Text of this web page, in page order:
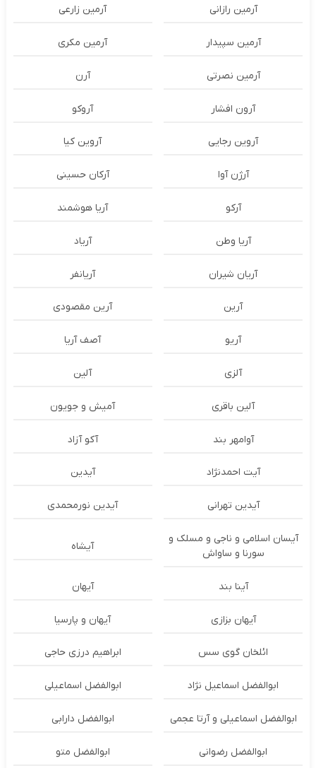
آرمین رازانی آرمین زارعی
آرمین سپیدار آرمین مکری
آرمین نصرتی آرن
آرون افشار آروکو
آروین رجایی آروین کیا
آرژن آوا آرکان حسینی
آرکو آریا هوشمند
آریا وطن آریاد
آریان شیران آریانفر
آرین آرین مقصودی
آریو آصف آریا
آلزی آلین
آلین باقری آمیش و جویون
آوامهر بند آکو آزاد
آیت احمدنژاد آیدین
آیدین تهرانی آیدین نورمحمدی
آیسان اسلامی و ناجی و مسلک و
سورنا و ساواش
آیشاه
آینا بند آیهان
آیهان بزازی آیهان و پارسیا
ائلخان گوی سس ابراهیم درزی حاجی
ابوالفضل اسماعیل نژاد ابوالفضل اسماعیلی
ابوالفضل اسماعیلی و آرتا عجمی ابوالفضل دارابی
ابوالفضل رضوانی ابوالفضل متو